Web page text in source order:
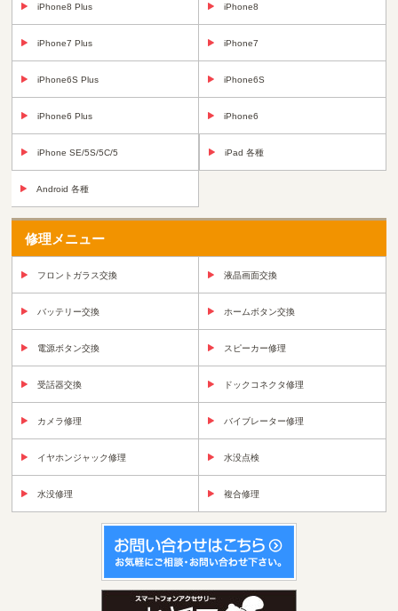
iPhone8 Plus iPhone8
iPhone7 Plus iPhone7
iPhone6S Plus iPhone6S
iPhone6 Plus iPhone6
iPhone SE/5S/5C/5 iPad 各種
Android 各種
修理メニュー
フロントガラス交換 液晶画面交換
バッテリー交換 ホームボタン交換
電源ボタン交換 スピーカー修理
受話器交換 ドックコネクタ修理
カメラ修理 バイブレーター修理
イヤホンジャック修理 水没点検
水没修理 複合修理